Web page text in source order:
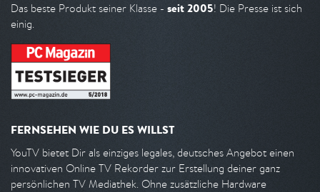
Das beste Produkt seiner Klasse - seit 2005! Die Presse ist sich
einig.
FERNSEHEN WIE DU ES WILLST
YouTV bietet Dir als einziges legales, deutsches Angebot einen
innovativen Online TV Rekorder zur Erstellung deiner ganz
persönlichen TV Mediathek. Ohne zusätzliche Hardware